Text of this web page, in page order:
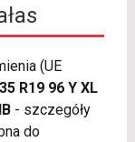
(UE
R19 96 Y XL
- szczegóły
do